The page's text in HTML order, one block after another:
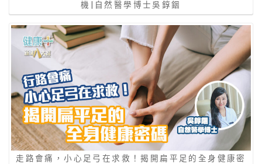
機|自然醫學博士吳錞銦
走路會痛，小心足弓在求救！揭開扁平足的全身健康密